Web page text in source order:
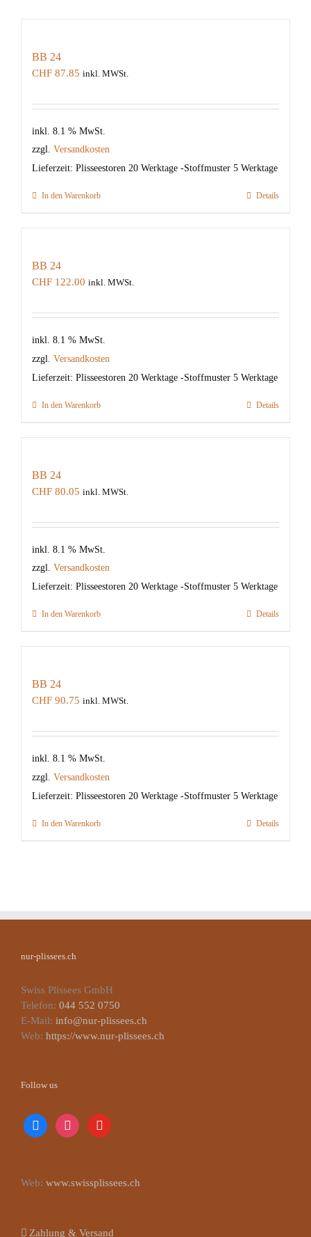
BB 24
CHF 87.85 inkl. MWSt.
inkl. 8.1 % MwSt.
zzgl. Versandkosten
Lieferzeit: Plisseestoren 20 Werktage -Stoffmuster 5 Werktage
In den Warenkorb Details
BB 24
CHF 122.00 inkl. MWSt.
inkl. 8.1 % MwSt.
zzgl. Versandkosten
Lieferzeit: Plisseestoren 20 Werktage -Stoffmuster 5 Werktage
In den Warenkorb Details
BB 24
CHF 80.05 inkl. MWSt.
inkl. 8.1 % MwSt.
zzgl. Versandkosten
Lieferzeit: Plisseestoren 20 Werktage -Stoffmuster 5 Werktage
In den Warenkorb Details
BB 24
CHF 90.75 inkl. MWSt.
inkl. 8.1 % MwSt.
zzgl. Versandkosten
Lieferzeit: Plisseestoren 20 Werktage -Stoffmuster 5 Werktage
In den Warenkorb Details
nur-plissees.ch
Swiss Plissees GmbH
Telefon: 044 552 0750
E-Mail: info@nur-plissees.ch
Web: https://www.nur-plissees.ch
Follow us
facebookinstagramyoutube
Web: www.swissplissees.ch
Zahlung & Versand